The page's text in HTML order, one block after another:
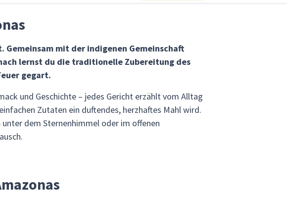
Gemeinsam mit der indigenen Gemeinschaft
lernst du die traditionelle Zubereitung des
gegart.
und Geschichte – jedes Gericht erzählt vom Alltag
Zutaten ein duftendes, herzhaftes Mahl wird.
dem Sternenhimmel oder im offenen